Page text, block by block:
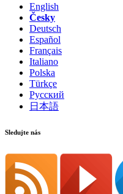
English
Česky
Deutsch
Español
Français
Italiano
Polska
Türkçe
Русский
日本語
Sledujte nás